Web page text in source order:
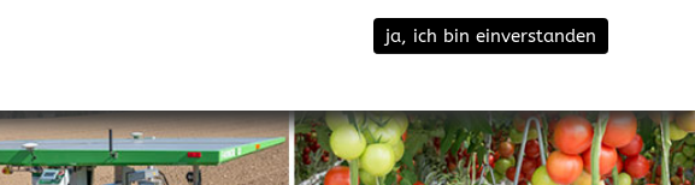
ja, ich bin einverstanden